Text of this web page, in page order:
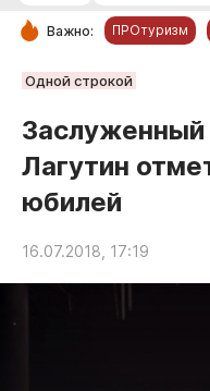
РУБРИКИ
Новости
Статьи
Народные
Авто и
Криминал
Важно: ПРОтуризм
Одной строкой
Заслуженный
Лагутин
юбилей
16.07.2018, 17:19